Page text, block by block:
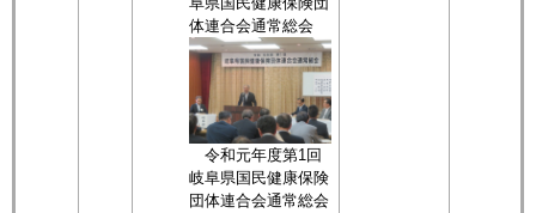
体連合会通常総会
令和元年度第1回
岐阜県国民健康保険
団体連合会通常総会